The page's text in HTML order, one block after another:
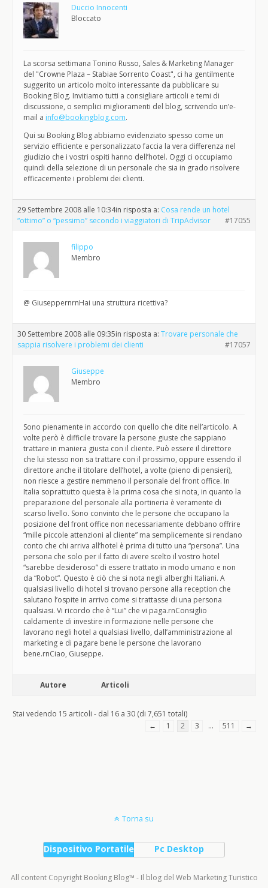
Duccio Innocenti
Bloccato
La scorsa settimana Tonino Russo, Sales & Marketing Manager
del "Crowne Plaza – Stabiae Sorrento Coast", ci ha gentilmente
suggerito un articolo molto interessante da pubblicare su
Booking Blog. Invitiamo tutti a consigliare articoli e temi di
discussione, o semplici miglioramenti del blog, scrivendo un’e-
mail a info@bookingblog.com.
Qui su Booking Blog abbiamo evidenziato spesso come un
servizio efficiente e personalizzato faccia la vera differenza nel
giudizio che i vostri ospiti hanno dell’hotel. Oggi ci occupiamo
quindi della selezione di un personale che sia in grado risolvere
efficacemente i problemi dei clienti.
29 Settembre 2008 alle 10:34in risposta a: Cosa rende un hotel
“ottimo” o “pessimo” secondo i viaggiatori di TripAdvisor
#17055
filippo
Membro
@ GiuseppernrnHai una struttura ricettiva?
30 Settembre 2008 alle 09:35in risposta a: Trovare personale che
sappia risolvere i problemi dei clienti
#17057
Giuseppe
Membro
Sono pienamente in accordo con quello che dite nell’articolo. A
volte però è difficile trovare la persone giuste che sappiano
trattare in maniera giusta con il cliente. Può essere il direttore
che lui stesso non sa trattare con il prossimo, oppure essendo il
direttore anche il titolare dell’hotel, a volte (pieno di pensieri),
non riesce a gestire nemmeno il personale del front office. In
Italia soprattutto questa è la prima cosa che si nota, in quanto la
preparazione del personale alla portineria è veramente di
scarso livello. Sono convinto che le persone che occupano la
posizione del front office non necessariamente debbano offrire
“mille piccole attenzioni al cliente” ma semplicemente si rendano
conto che chi arriva all’hotel è prima di tutto una “persona”. Una
persona che solo per il fatto di avere scelto il vostro hotel
“sarebbe desideroso” di essere trattato in modo umano e non
da “Robot”. Questo è ciò che si nota negli alberghi Italiani. A
qualsiasi livello di hotel si trovano persone alla reception che
salutano l’ospite in arrivo come si trattasse di una persona
qualsiasi. Vi ricordo che è “Lui” che vi paga.rnConsiglio
caldamente di investire in formazione nelle persone che
lavorano negli hotel a qualsiasi livello, dall’amministrazione al
marketing e di pagare bene le persone che lavorano
bene.rnCiao, Giuseppe.
Autore Articoli
Stai vedendo 15 articoli - dal 16 a 30 (di 7,651 totali)
←
1 2 3 … 511 →
Torna su
Dispositivo Portatile Pc Desktop
All content Copyright Booking Blog™ - Il blog del Web Marketing Turistico